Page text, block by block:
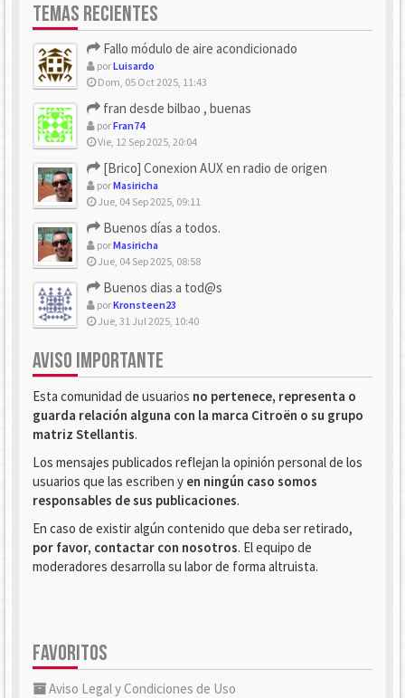
TEMAS RECIENTES
Fallo módulo de aire acondicionado
porLuisardo
Dom, 05 Oct 2025, 11:43
fran desde bilbao , buenas
porFran74
Vie, 12 Sep 2025, 20:04
[Brico] Conexion AUX en radio de origen
porMasiricha
Jue, 04 Sep 2025, 09:11
Buenos días a todos.
porMasiricha
Jue, 04 Sep 2025, 08:58
Buenos dias a tod@s
porKronsteen23
Jue, 31 Jul 2025, 10:40
AVISO IMPORTANTE
Esta comunidad de usuarios no pertenece, representa o
guarda relación alguna con la marca Citroën o su grupo
matriz Stellantis.
Los mensajes publicados reflejan la opinión personal de los
usuarios que las escriben y en ningún caso somos
responsables de sus publicaciones.
En caso de existir algún contenido que deba ser retirado,
por favor, contactar con nosotros. El equipo de
moderadores desarrolla su labor de forma altruista.
FAVORITOS
Aviso Legal y Condiciones de Uso